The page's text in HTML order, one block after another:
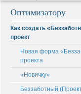
Oптимизатору
Как создать
проект
Новая форма
проекта
«Новичку»
Беззаботный